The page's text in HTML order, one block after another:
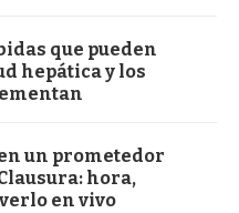
que pueden
hepática y los
un prometedor
hora,
en vivo